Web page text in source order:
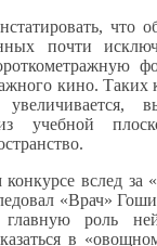
что
почти
кино. Таких
учебной
вслед за
«Врач»
роль
в